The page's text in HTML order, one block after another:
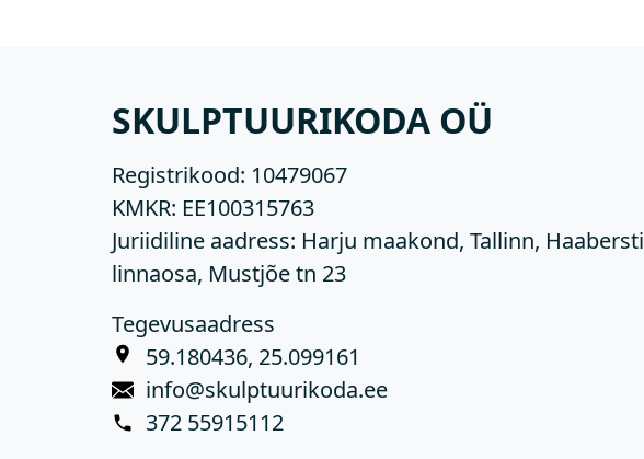
SKULPTUURIKODA OÜ
Registrikood: 10479067
KMKR: EE100315763
Juriidiline aadress: Harju maakond, Tallinn, Haabersti
linnaosa, Mustjõe tn 23
Tegevusaadress
59.180436, 25.099161
info@skulptuurikoda.ee
372 55915112